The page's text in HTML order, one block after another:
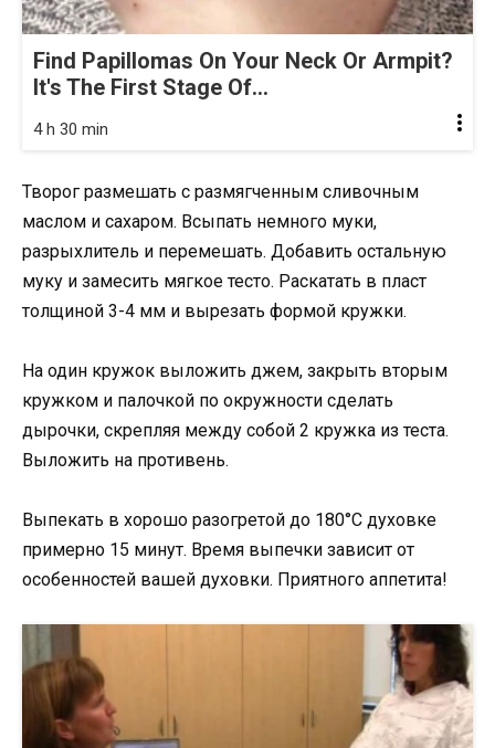
Find Papillomas On Your Neck Or Armpit?
It's The First Stage Of...
4 h 30 min
Творог размешать с размягченным сливочным
маслом и сахаром. Всыпать немного муки,
разрыхлитель и перемешать. Добавить остальную
муку и замесить мягкое тесто. Раскатать в пласт
толщиной 3-4 мм и вырезать формой кружки.
На один кружок выложить джем, закрыть вторым
кружком и палочкой по окружности сделать
дырочки, скрепляя между собой 2 кружка из теста.
Выложить на противень.
Выпекать в хорошо разогретой до 180°С духовке
примерно 15 минут. Время выпечки зависит от
особенностей вашей духовки. Приятного аппетита!